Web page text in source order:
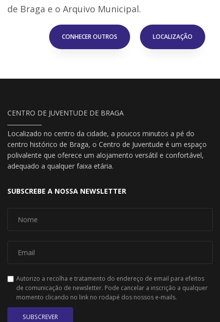
de Braga e o Arquivo Municipal.
CONHECER OUTROS LOCALIZAÇÃO
CENTRO DE JUVENTUDE DE BRAGA
Localizado no centro da cidade, a poucos minutos a pé do
centro histórico de Braga, o Centro de Juventude é um espaço
polivalente que oferece um alojamento versátil e confortável,
adequado a qualquer faixa etária.
SUBSCREBE A NOSSA NEWSLETTER
Autorizo a recolha e tratamento do endereço de email para efeitos
de comunicação de newsletter. Pode cancelar a inscrição a qualquer
momento clicando no link no rodapé dos nossos e-mails.
SUBSCREVER